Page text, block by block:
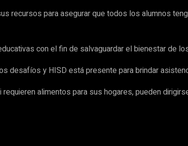
recursos para asegurar que todos los alumnos
con el fin de salvaguardar el bienestar de
desafíos y HISD está presente para brindar
alimentos para sus hogares, pueden